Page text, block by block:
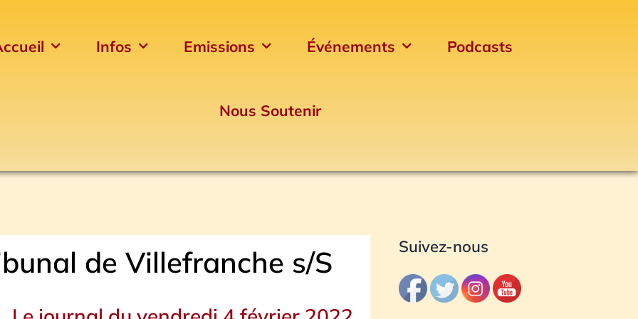
Infos Emissions Événements Podcasts
Nous Soutenir
de Villefranche s/S Suivez-nous
Archives